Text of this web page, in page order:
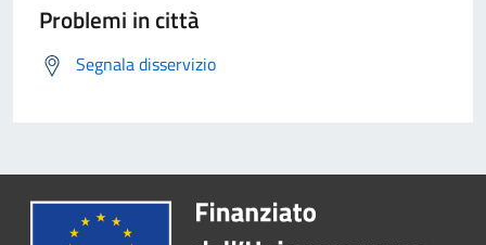
Problemi in città
Segnala disservizio